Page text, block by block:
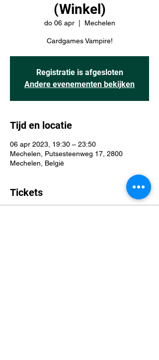
(Winkel)
do 06 apr
  |
Mechelen
Cardgames Vampire!
Registratie is afgesloten
Andere evenementen bekijken
Tijd en locatie
06 apr 2023, 19:30 – 23:50
Mechelen, Putsesteenweg 17, 2800
Mechelen, België
Tickets